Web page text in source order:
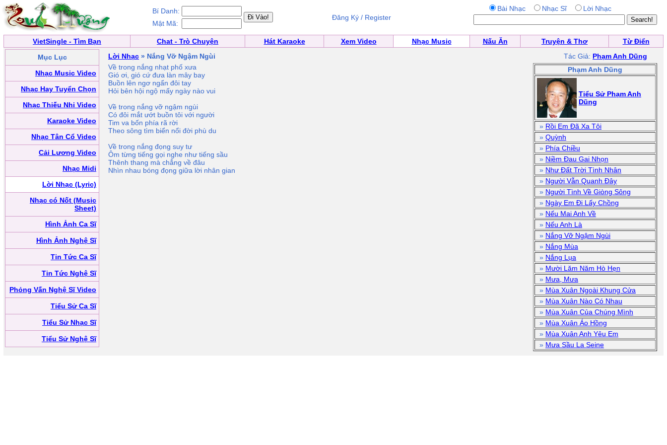
Bí Danh:
Mật Mã:
Đăng Ký / Register
Bài Nhạc Nhạc Sĩ Lời Nhạc
VietSingle - Tìm Bạn Chat - Trò Chuyện Hát Karaoke Xem Video Nhạc Music Nấu Ăn Truyện & Thơ
Từ Điển
Mục Lục
Nhạc Music Video
Nhạc Hay Tuyển Chọn
Nhạc Thiếu Nhi Video
Karaoke Video
Nhạc Tân Cổ Video
Cải Lương Video
Nhạc Midi
Lời Nhạc (Lyric)
Nhạc có Nốt (Music
Sheet)
Hình Ảnh Ca Sĩ
Hình Ảnh Nghệ Sĩ
Tin Tức Ca Sĩ
Tin Tức Nghệ Sĩ
Phỏng Vấn Nghệ Sĩ Video
Tiểu Sử Ca Sĩ
Tiểu Sử Nhạc Sĩ
Tiểu Sử Nghệ Sĩ
Lời Nhạc » Nắng Vỡ Ngậm Ngùi Tác Giả: Phạm Anh Dũng
Về trong nắng nhạt phố xưa
Gió ơi, gió cứ đưa làn mây bay
Buồn lên ngơ ngẩn đôi tay
Hỏi bên hội ngộ mấy ngày nào vui
Về trong nắng vỡ ngậm ngùi
Có đôi mắt ướt buồn tôi với người
Tim va bốn phía rã rời
Theo sông tìm biển nổi đời phù du
Về trong nắng đọng suy tư
Ôm từng tiếng gọi nghe như tiếng sầu
Thênh thang mà chẳng về đâu
Nhìn nhau bóng đọng giữa lời nhân gian
Phạm Anh Dũng
Tiểu Sử Phạm Anh
Dũng
» Rồi Em Đã Xa Tôi
» Quỳnh
» Phía Chiều
» Niềm Đau Gai Nhọn
» Như Đất Trời Tình Nhân
» Người Vẫn Quanh Đây
» Người Tình Về Giòng Sông
» Ngày Em Đi Lấy Chồng
» Nếu Mai Anh Về
» Nếu Anh Là
» Nắng Vỡ Ngậm Ngùi
» Nắng Mùa
» Nắng Lụa
» Mười Lăm Năm Hò Hẹn
» Mưa, Mưa
» Mùa Xuân Ngoài Khung Cửa
» Mùa Xuân Nào Có Nhau
» Mùa Xuân Của Chúng Mình
» Mùa Xuân Áo Hồng
» Mùa Xuân Anh Yêu Em
» Mưa Sầu La Seine